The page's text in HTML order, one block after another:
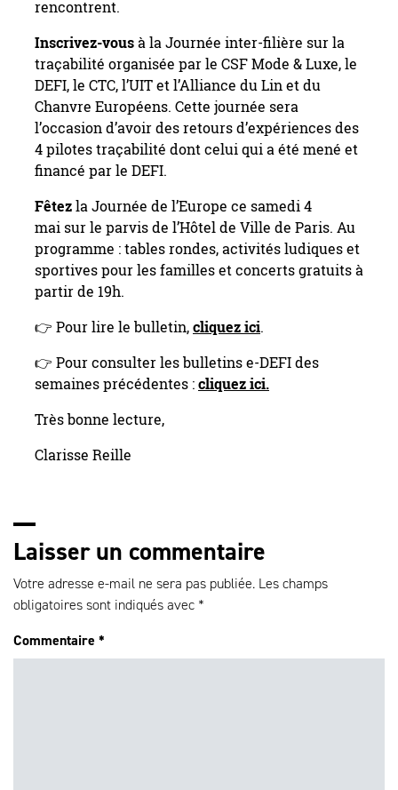
rencontrent.
Inscrivez-vousà la Journée inter-filière sur la
traçabilité organisée par le CSF Mode & Luxe, le
DEFI, le CTC, l’UIT et l’Alliance du Lin et du
Chanvre Européens. Cette journée sera
l’occasion d’avoir des retours d’expériences des
4 pilotes traçabilité dont celui qui a été mené et
financé par le DEFI.
Fêtezla Journée de l’Europe ce samedi 4
mai sur le parvis de l’Hôtel de Ville de Paris. Au
programme : tables rondes, activités ludiques et
sportives pour les familles et concerts gratuits à
partir de 19h.
👉 Pour lire le bulletin,cliquez ici.
👉 Pour consulter les bulletins e-DEFI des
semaines précédentes :cliquez ici.
Très bonne lecture,
Clarisse Reille
Laisser un commentaire
Votre adresse e-mail ne sera pas publiée. Les champs
obligatoires sont indiqués avec *
Commentaire *